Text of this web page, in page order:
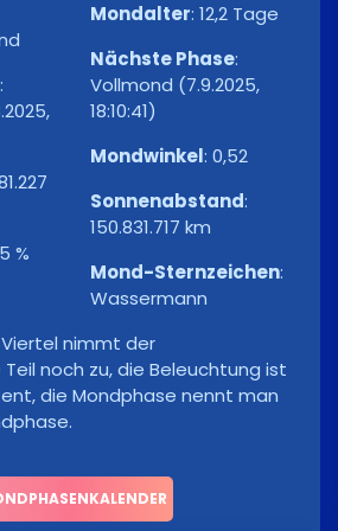
:
%
Mondalter: 12,2 Tage
Nächste Phase:
Vollmond (7.9.2025,
18:10:41)
Mondwinkel: 0,52
Sonnenabstand:
150.831.717 km
Mond-Sternzeichen:
Wassermann
nimmt der
noch zu, die Beleuchtung ist
die Mondphase nennt man